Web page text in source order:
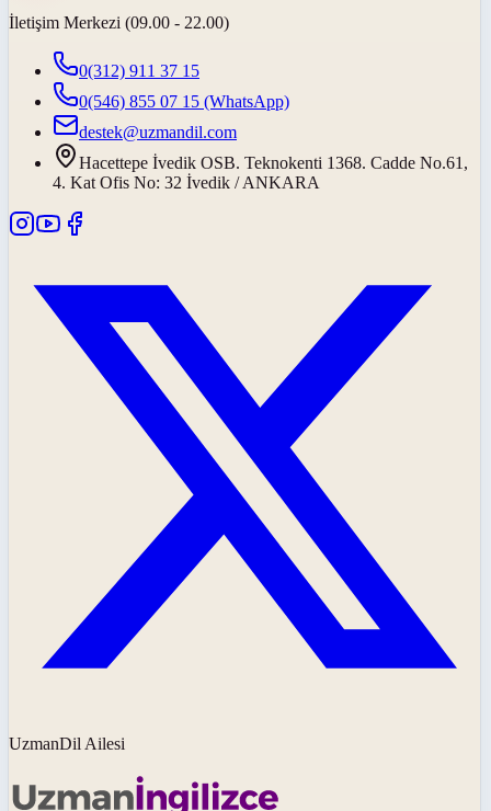
İletişim Merkezi (09.00 - 22.00)
0(312) 911 37 15
0(546) 855 07 15 (WhatsApp)
destek@uzmandil.com
Hacettepe İvedik OSB. Teknokenti 1368. Cadde No.61,
4. Kat Ofis No: 32 İvedik / ANKARA
UzmanDil Ailesi